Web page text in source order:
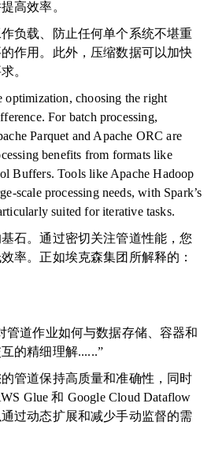
高效率。
负载、防止任何单个系统不堪重
作用。此外，压缩数据可以加快
。
optimization, choosing the right
For batch processing,
Parquet and Apache ORC are
benefits from formats like
Buffers. Tools like Apache Hadoop
scale processing needs, with Spark’s
suited for iterative tasks.
石。通过密切关注管道性能，您
率。正如埃克森集团所解释的：
管道作业如何与数据存储、容器和
的精细理解......”
管道保持高质量和准确性，同时
Glue 和 Google Cloud Dataflow
过动态扩展和减少手动监督的需